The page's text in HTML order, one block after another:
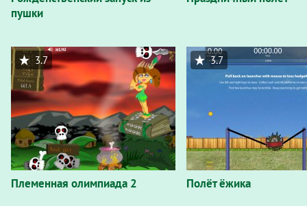
пушки
Племенная олимпиада 2
3.7
Полёт ёжика
3.7